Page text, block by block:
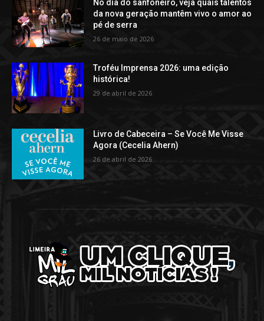
No dia do sanfoneiro, veja quais talentos
da nova geração mantêm vivo o amor ao
pé de serra
26 de maio de 2026
Troféu Imprensa 2026: uma edição
histórica!
29 de abril de 2026
Livro de Cabeceira – Se Você Me Visse
Agora (Cecelia Ahern)
26 de abril de 2026